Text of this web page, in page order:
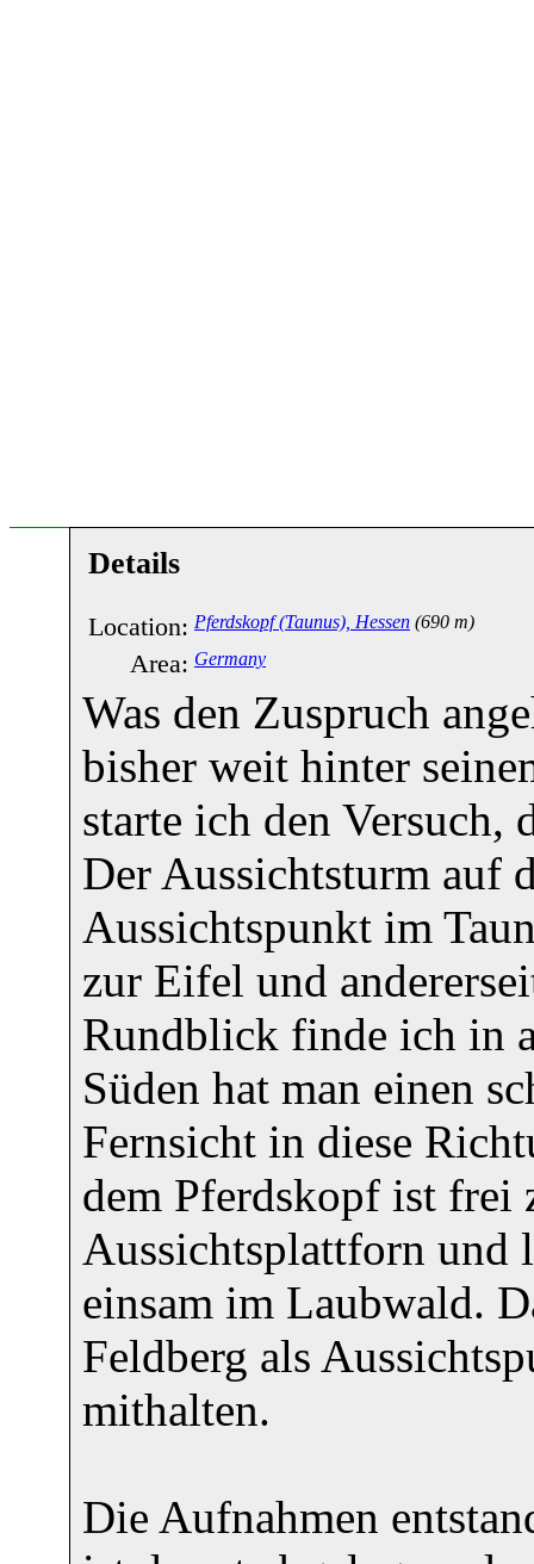
Details
Location: Pferdskopf (Taunus), Hessen (690 m)
Area: Germany
Was den Zuspruch
bisher weit hinter
starte ich den Versuch,
Der Aussichtsturm auf
Aussichtspunkt im
zur Eifel und
Rundblick finde ich in
Süden hat man einen
Fernsicht in diese
dem Pferdskopf ist frei
Aussichtsplattforn und
einsam im Laubwald.
Feldberg als
mithalten.
Die Aufnahmen